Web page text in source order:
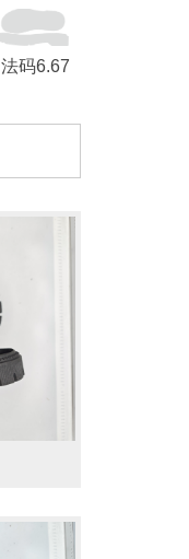
法码6.67